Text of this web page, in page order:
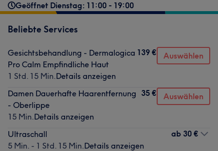
Geöffnet Dienstag: 11:00 - 19:00
Beliebte Services
Gesichtsbehandlung - Dermalogica
Pro Calm Empfindliche Haut
1 Std. 15 Min.Details anzeigen
139 € Auswählen
Damen Dauerhafte Haarentfernung
- Oberlippe
15 Min.Details anzeigen
35 € Auswählen
Ultraschall
5 Min. - 1 Std. 15 Min.Details anzeigen
ab 30 €